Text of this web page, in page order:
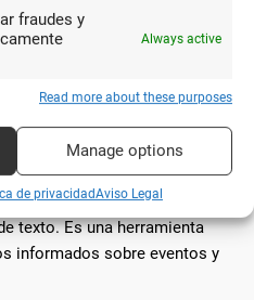
fraudes y
Always active
Read more about these purposes
Manage options
de privacidadAviso Legal
se encuentran Remind,
a los docentes enviar
los estudiantes y sus
texto. Es una herramienta
informados sobre eventos y